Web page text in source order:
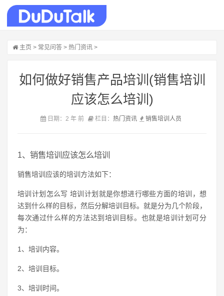
主页 > 常见问答 > 热门资讯 >
如何做好销售产品培训(销售培训
应该怎么培训)
日期：2 年 前 栏目： 热门资讯 销售培训 人员
1、销售培训应该怎么培训
销售培训应该的培训方法如下：
培训计划怎么写 培训计划就是你想进行哪些方面的培训，想
达到什么样的目标，然后分解培训目标。就是分为几个阶段，
每次通过什么样的方法达到培训目标。也就是培训计划可分
为：
1、培训内容。
2、培训目标。
3、培训时间。